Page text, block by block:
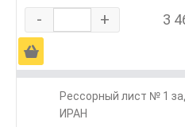
- + 3
Ä
Рессорный лист № 1
ИРАН